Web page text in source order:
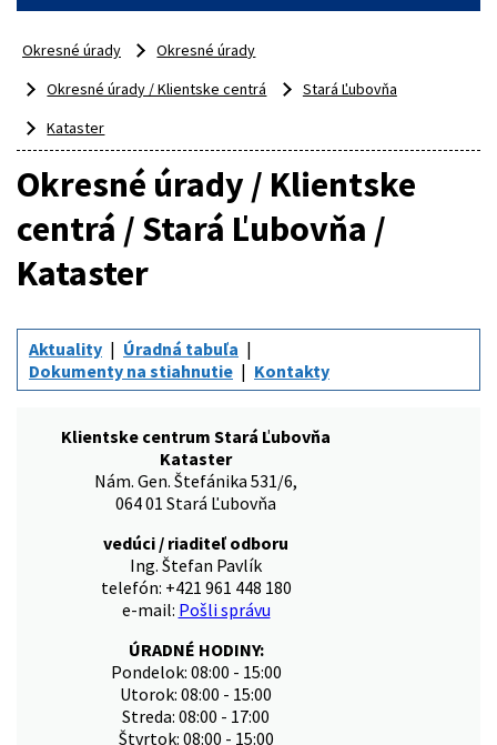
Okresné úrady
Okresné úrady
Okresné úrady / Klientske centrá
Stará Ľubovňa
Kataster
Okresné úrady / Klientske
centrá / Stará Ľubovňa /
Kataster
Aktuality
Úradná tabuľa
Dokumenty na stiahnutie
Kontakty
Klientske centrum Stará Ľubovňa
Kataster
Nám. Gen. Štefánika 531/6,
064 01 Stará Ľubovňa
vedúci / riaditeľ odboru
Ing. Štefan Pavlík
telefón: +421 961 448 180
e-mail: Pošli správu
ÚRADNÉ HODINY:
Pondelok: 08:00 - 15:00
Utorok: 08:00 - 15:00
Streda: 08:00 - 17:00
Štvrtok: 08:00 - 15:00